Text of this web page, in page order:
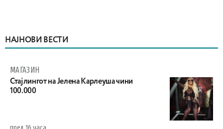
НАЈНОВИ ВЕСТИ
МАГАЗИН
Стајлингот на Јелена Карлеуша чини
100.000